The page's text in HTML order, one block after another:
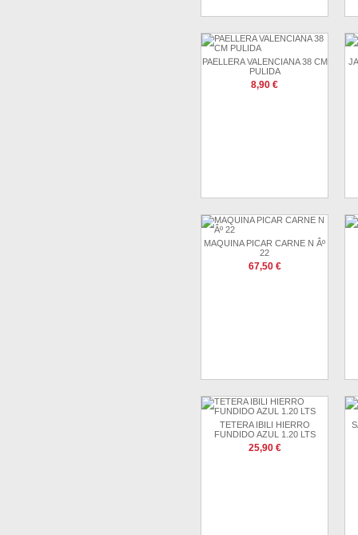
PAELLERA VALENCIANA 38 CM
PULIDA
8,90 €
MAQUINA PICAR CARNE N Âº
22
67,50 €
TETERA IBILI HIERRO
FUNDIDO AZUL 1.20 LTS
25,90 €